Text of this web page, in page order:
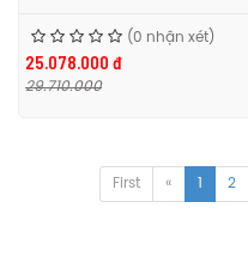
(0 nhận xét)
25.078.000 đ
29.710.000
First « 1 2